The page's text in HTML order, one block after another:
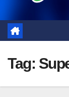
Tag: